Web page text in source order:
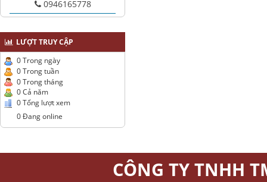
0946165778
LƯỢT TRUY CẬP
0 Trong ngày
0 Trong tuần
0 Trong tháng
0 Cả năm
0 Tổng lượt xem
0 Đang online
CÔNG TY TNHH